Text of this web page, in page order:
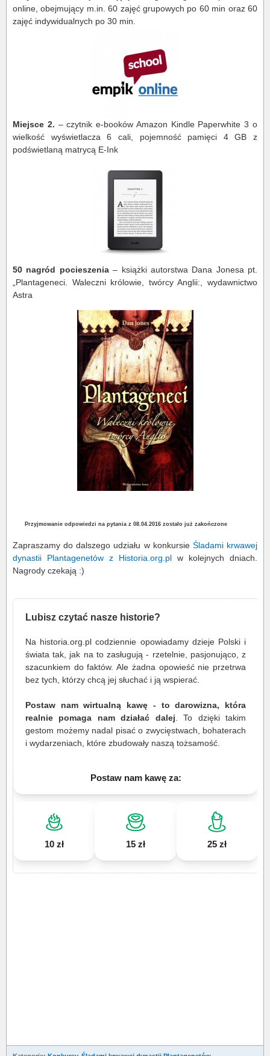
online, obejmujący m.in. 60 zajęć grupowych po 60 min oraz 60
zajęć indywidualnych po 30 min.
Miejsce 2. – czytnik e-booków Amazon Kindle Paperwhite 3 o
wielkość wyświetlacza 6 cali, pojemność pamięci 4 GB z
podświetlaną matrycą E-Ink
50 nagród pocieszenia– książki autorstwa Dana Jonesa pt.
„Plantageneci. Waleczni królowie, twórcy Anglii:, wydawnictwo
Astra
Przyjmowanie odpowiedzi na pytania z 08.04.2016 zostało już zakończone
Zapraszamy do dalszego udziału w konkursie Śladami krwawej
dynastii Plantagenetów z Historia.org.pl w kolejnych dniach.
Nagrody czekają :)
Lubisz czytać nasze historie?
Na historia.org.pl codziennie opowiadamy dzieje Polski i
świata tak, jak na to zasługują - rzetelnie, pasjonująco, z
szacunkiem do faktów. Ale żadna opowieść nie przetrwa
bez tych, którzy chcą jej słuchać i ją wspierać.
Postaw nam wirtualną kawę - to darowizna, która
realnie pomaga nam działać dalej . To dzięki takim
gestom możemy nadal pisać o zwycięstwach, bohaterach
i wydarzeniach, które zbudowały naszą tożsamość.
Postaw nam kawę za:
10 zł 15 zł 25 zł